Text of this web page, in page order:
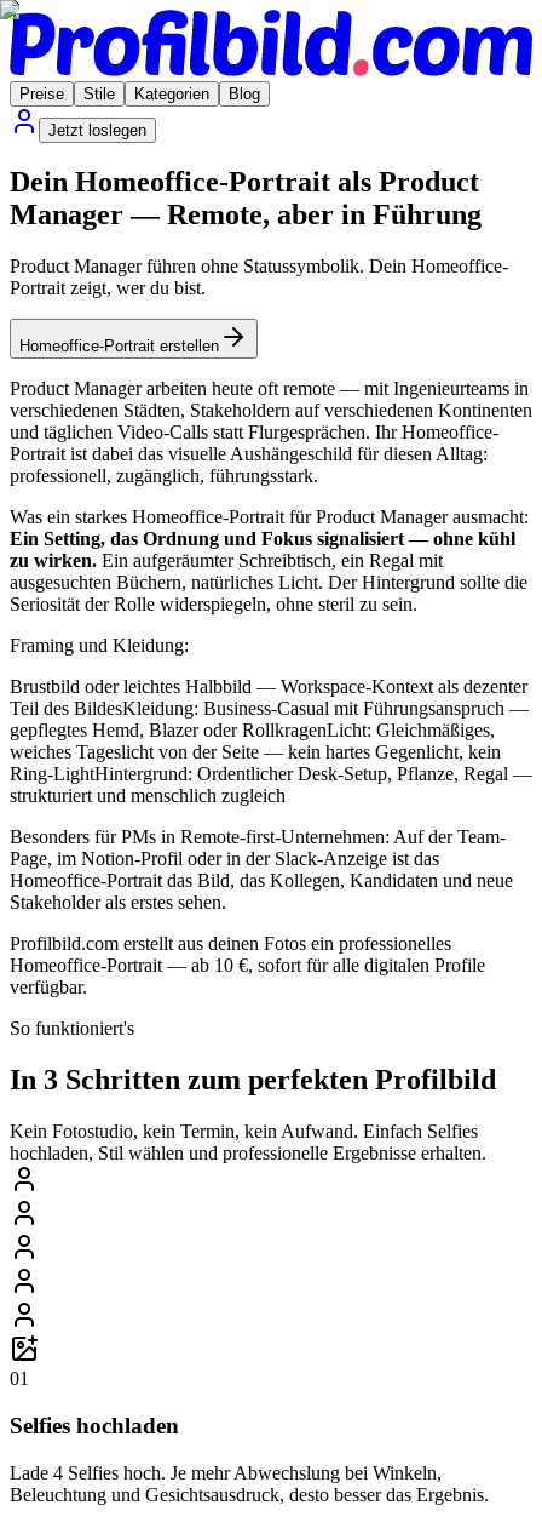
Preise Stile Kategorien
Blog
Jetzt loslegen
Dein Homeoffice-Portrait als Product
Manager — Remote, aber in Führung
Product Manager führen ohne Statussymbolik. Dein Homeoffice-
Portrait zeigt, wer du bist.
Homeoffice-Portrait erstellen
Product Manager arbeiten heute oft remote — mit Ingenieurteams in
verschiedenen Städten, Stakeholdern auf verschiedenen Kontinenten
und täglichen Video-Calls statt Flurgesprächen. Ihr Homeoffice-
Portrait ist dabei das visuelle Aushängeschild für diesen Alltag:
professionell, zugänglich, führungsstark.
Was ein starkes Homeoffice-Portrait für Product Manager ausmacht:
Ein Setting, das Ordnung und Fokus signalisiert — ohne kühl
zu wirken. Ein aufgeräumter Schreibtisch, ein Regal mit
ausgesuchten Büchern, natürliches Licht. Der Hintergrund sollte die
Seriosität der Rolle widerspiegeln, ohne steril zu sein.
Framing und Kleidung:
Brustbild oder leichtes Halbbild — Workspace-Kontext als dezenter
Teil des BildesKleidung: Business-Casual mit Führungsanspruch —
gepflegtes Hemd, Blazer oder RollkragenLicht: Gleichmäßiges,
weiches Tageslicht von der Seite — kein hartes Gegenlicht, kein
Ring-LightHintergrund: Ordentlicher Desk-Setup, Pflanze, Regal —
strukturiert und menschlich zugleich
Besonders für PMs in Remote-first-Unternehmen: Auf der Team-
Page, im Notion-Profil oder in der Slack-Anzeige ist das
Homeoffice-Portrait das Bild, das Kollegen, Kandidaten und neue
Stakeholder als erstes sehen.
Profilbild.com erstellt aus deinen Fotos ein professionelles
Homeoffice-Portrait — ab 10 €, sofort für alle digitalen Profile
verfügbar.
So funktioniert's
In 3 Schritten zum perfekten Profilbild
Kein Fotostudio, kein Termin, kein Aufwand. Einfach Selfies
hochladen, Stil wählen und professionelle Ergebnisse erhalten.
01
Selfies hochladen
Lade 4 Selfies hoch. Je mehr Abwechslung bei Winkeln,
Beleuchtung und Gesichtsausdruck, desto besser das Ergebnis.